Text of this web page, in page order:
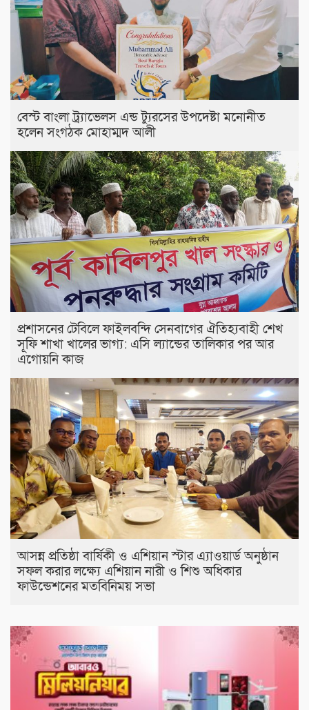
বেস্ট বাংলা ট্র্যাভেলস এন্ড ট্যুরসের উপদেষ্টা মনোনীত
হলেন সংগঠক মোহাম্মদ আলী
প্রশাসনের টেবিলে ফাইলবন্দি সেনবাগের ঐতিহ্যবাহী শেখ
সূফি শাখা খালের ভাগ্য: এসি ল্যান্ডের তালিকার পর আর
এগোয়নি কাজ
আসন্ন প্রতিষ্ঠা বার্ষিকী ও এশিয়ান স্টার এ‍্যাওয়ার্ড অনুষ্ঠান
সফল করার লক্ষ্যে এশিয়ান নারী ও শিশু অধিকার
ফাউন্ডেশনের মতবিনিময় সভা